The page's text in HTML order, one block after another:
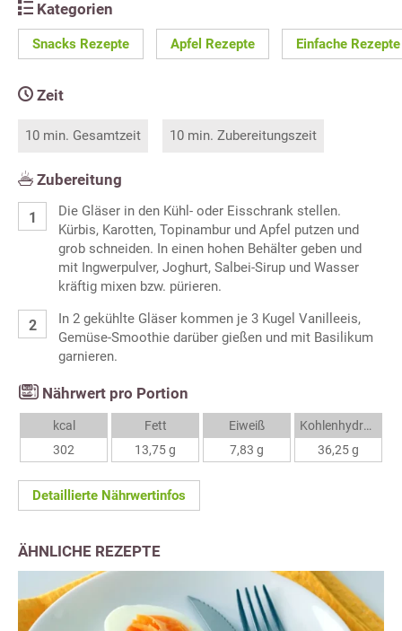
Kategorien
Snacks Rezepte Apfel Rezepte Einfache Rezepte
Zeit
10 min. Gesamtzeit 10 min. Zubereitungszeit
Zubereitung
Die Gläser in den Kühl- oder Eisschrank stellen.
Kürbis, Karotten, Topinambur und Apfel putzen und
grob schneiden. In einen hohen Behälter geben und
mit Ingwerpulver, Joghurt, Salbei-Sirup und Wasser
kräftig mixen bzw. pürieren.
In 2 gekühlte Gläser kommen je 3 Kugel Vanilleeis,
Gemüse-Smoothie darüber gießen und mit Basilikum
garnieren.
Nährwert pro Portion
kcal
302
Fett
13,75 g
Eiweiß
7,83 g
Kohlenhydrate
36,25 g
Detaillierte Nährwertinfos
ÄHNLICHE REZEPTE